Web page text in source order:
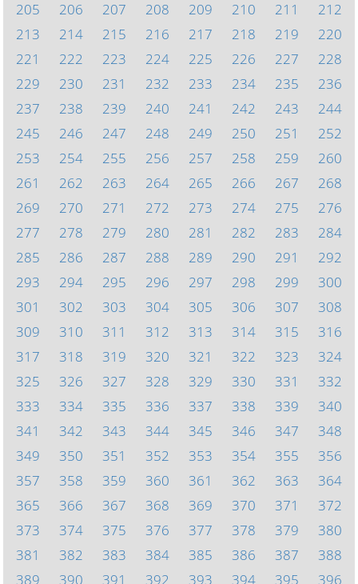
205
206 207 208 209 210 211
212
213
214 215 216 217 218 219
220
221
222 223 224 225 226 227
228
229
230 231 232 233 234 235
236
237
238 239 240 241 242 243
244
245
246 247 248 249 250 251
252
253
254 255 256 257 258 259
260
261
262 263 264 265 266 267
268
269
270 271 272 273 274 275
276
277
278 279 280 281 282 283
284
285
286 287 288 289 290 291
292
293
294 295 296 297 298 299
300
301
302 303 304 305 306 307
308
309
310 311 312 313 314 315
316
317
318 319 320 321 322 323
324
325
326 327 328 329 330 331
332
333
334 335 336 337 338 339
340
341
342 343 344 345 346 347
348
349
350 351 352 353 354 355
356
357
358 359 360 361 362 363
364
365
366 367 368 369 370 371
372
373
374 375 376 377 378 379
380
381
382 383 384 385 386 387
388
389
390 391 392 393 394 395 396